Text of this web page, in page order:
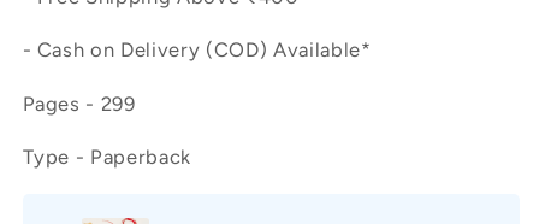
- Cash on Delivery (COD) Available*
Pages - 299
Type - Paperback